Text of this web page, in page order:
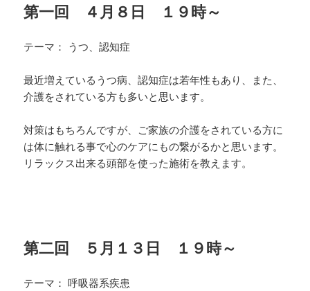
第一回 ４月８日 １９時～
テーマ： うつ、認知症
最近増えているうつ病、認知症は若年性もあり、また、
介護をされている方も多いと思います。
対策はもちろんですが、ご家族の介護をされている方に
は体に触れる事で心のケアにもの繋がるかと思います。
リラ ックス出来る頭部を使った施術を教えます。
第二回 ５月１３日 １９時～
テーマ： 呼吸器系疾患